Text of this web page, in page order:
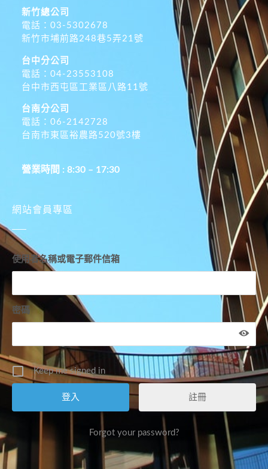
新竹總公司
電話：03-5302678
新竹市埔前路248巷5弄21號
台中分公司
電話：04-23553108
台中市西屯區工業區八路11號
台南分公司
電話：06-2142728
台南市東區裕農路520號3樓
營業時間 : 8:30 – 17:30
網站會員專區
使用者名稱或電子郵件信箱
密碼
Keep me signed in
註冊
Forgot your password?